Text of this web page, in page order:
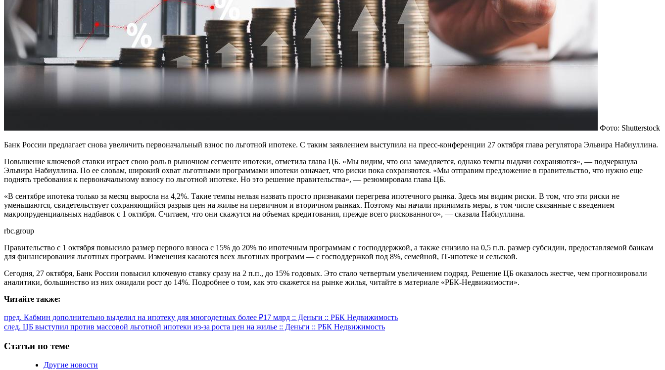
Фото: Shutterstock
Банк России предлагает снова увеличить первоначальный взнос по льготной ипотеке. С таким заявлением выступила на пресс-конференции 27 октября глава регулятора Эльвира Набиуллина.
Повышение ключевой ставки играет свою роль в рыночном сегменте ипотеки, отметила глава ЦБ. «Мы видим, что она замедляется, однако темпы выдачи сохраняются», — подчеркнула
Эльвира Набиуллина. По ее словам, широкий охват льготными программами ипотеки означает, что риски пока сохраняются. «Мы отправим предложение в правительство, что нужно еще
поднять требования к первоначальному взносу по льготной ипотеке. Но это решение правительства», — резюмировала глава ЦБ.
«В сентябре ипотека только за месяц выросла на 4,2%. Такие темпы нельзя назвать просто признаками перегрева ипотечного рынка. Здесь мы видим риски. В том, что эти риски не
уменьшаются, свидетельствует сохраняющийся разрыв цен на жилье на первичном и вторичном рынках. Поэтому мы начали принимать меры, в том числе связанные с введением
макропруденциальных надбавок с 1 октября. Считаем, что они скажутся на объемах кредитования, прежде всего рискованного», — сказала Набиуллина.
rbc.group
Правительство с 1 октября повысило размер первого взноса с 15% до 20% по ипотечным программам с господдержкой, а также снизило на 0,5 п.п. размер субсидии, предоставляемой банкам
для финансирования льготных программ. Изменения касаются всех льготных программ — с господдержкой под 8%, семейной, IT-ипотеке и сельской.
Сегодня, 27 октября, Банк России повысил ключевую ставку сразу на 2 п.п., до 15% годовых. Это стало четвертым увеличением подряд. Решение ЦБ оказалось жестче, чем прогнозировали
аналитики, большинство из них ожидали рост до 14%. Подробнее о том, как это скажется на рынке жилья, читайте в материале «РБК-Недвижимости».
Читайте также:
Продолжить
чтение
пред. Кабмин дополнительно выделил на ипотеку для многодетных более ₽17 млрд :: Деньги :: РБК Недвижимость
след. ЦБ выступил против массовой льготной ипотеки из-за роста цен на жилье :: Деньги :: РБК Недвижимость
Статьи по теме
Другие новости